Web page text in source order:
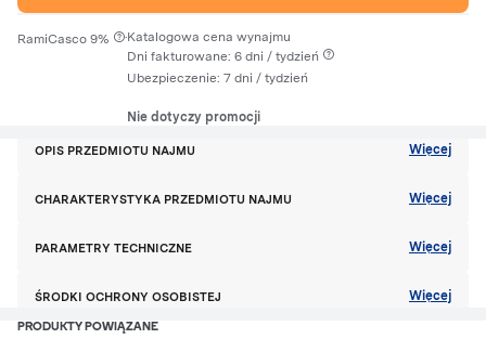
RamiCasco 9% ·Katalogowa cena wynajmu
Dni fakturowane: 6 dni / tydzień
Ubezpieczenie: 7 dni / tydzień
Nie dotyczy promocji
OPIS PRZEDMIOTU NAJMU Więcej
CHARAKTERYSTYKA PRZEDMIOTU NAJMU Więcej
PARAMETRY TECHNICZNE Więcej
ŚRODKI OCHRONY OSOBISTEJ Więcej
PRODUKTY POWIĄZANE